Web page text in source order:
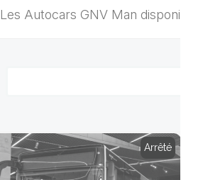
Les Autocars GNV Man disponibles
Arrêté